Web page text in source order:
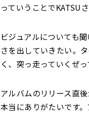
っていうことでKATSU
ビジュアルについても
さを出していきたい。
く、突っ走っていくぜ
アルバムのリリース直
本当にありがたいです